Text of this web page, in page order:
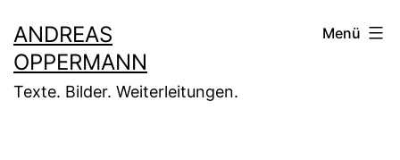
Inhalt
springen
ANDREAS
OPPERMANN
Texte. Bilder. Weiterleitungen.
Menü